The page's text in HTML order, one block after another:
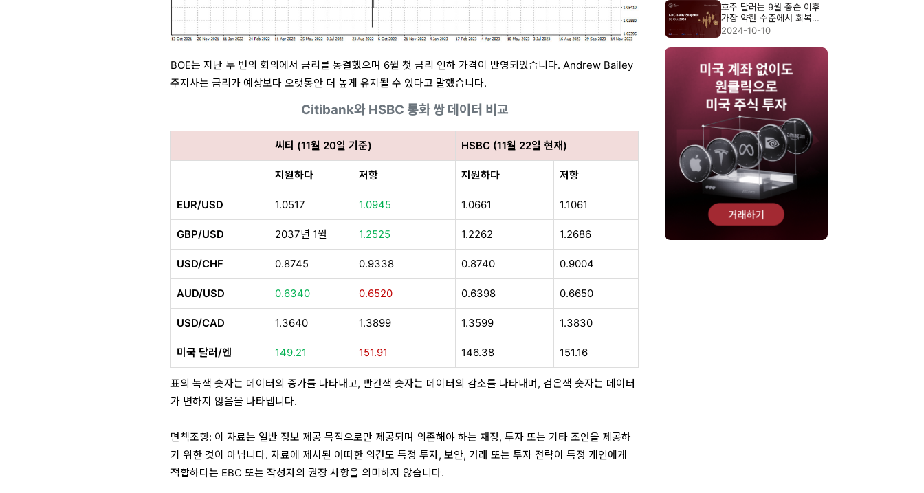
BOE는 지난 두 번의 회의에서 금리를 동결했으며 6월 첫 금리 인하 가격이 반영되었습니다. Andrew Bailey
주지사는 금리가 예상보다 오랫동안 더 높게 유지될 수 있다고 말했습니다.
Citibank와 HSBC 통화 쌍 데이터 비교
씨티 (11월 20일 기준) HSBC (11월 22일 현재)
지원하다 저항 지원하다 저항
EUR/USD 1.0517 1.0945 1.0661 1.1061
GBP/USD 2037년 1월 1.2525 1.2262 1.2686
USD/CHF 0.8745 0.9338 0.8740 0.9004
AUD/USD 0.6340 0.6520 0.6398 0.6650
USD/CAD 1.3640 1.3899 1.3599 1.3830
미국 달러/엔 149.21 151.91 146.38 151.16
표의 녹색 숫자는 데이터의 증가를 나타내고, 빨간색 숫자는 데이터의 감소를 나타내며, 검은색 숫자는 데이터
가 변하지 않음을 나타냅니다.
면책조항: 이 자료는 일반 정보 제공 목적으로만 제공되며 의존해야 하는 재정, 투자 또는 기타 조언을 제공하
기 위한 것이 아닙니다. 자료에 제시된 어떠한 의견도 특정 투자, 보안, 거래 또는 투자 전략이 특정 개인에게
적합하다는 EBC 또는 작성자의 권장 사항을 의미하지 않습니다.
호주 달러는 9월 중순 이후
가장 약한 수준에서 회복세
를 보였습니다.
2024-10-10